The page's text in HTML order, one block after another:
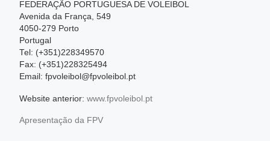
FEDERAÇÃO PORTUGUESA DE VOLEIBOL
Avenida da França, 549
4050-279 Porto
Portugal
Tel: (+351)228349570
Fax: (+351)228325494
Email: fpvoleibol@fpvoleibol.pt
Website anterior: www.fpvoleibol.pt
Apresentação da FPV